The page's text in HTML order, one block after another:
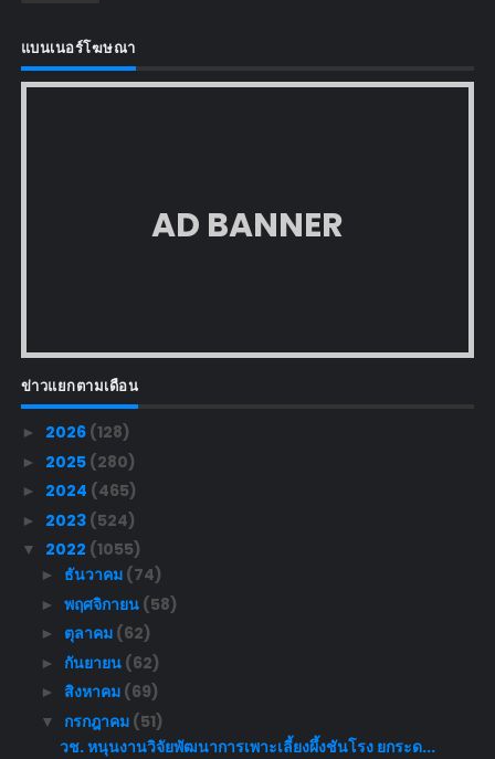
แบนเนอร์โฆษณา
AD BANNER
ข่าวแยกตามเดือน
► 2026 (128)
► 2025 (280)
► 2024 (465)
► 2023 (524)
▼ 2022 (1055)
► ธันวาคม (74)
► พฤศจิกายน (58)
► ตุลาคม (62)
► กันยายน (62)
► สิงหาคม (69)
▼ กรกฎาคม (51)
วช. หนุนงานวิจัยพัฒนาการเพาะเลี้ยงผึ้งชันโรง ยกระด...